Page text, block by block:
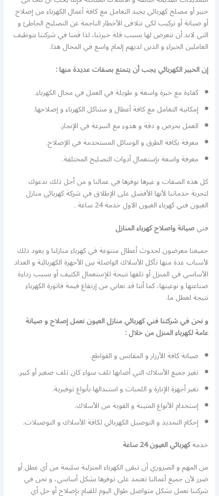
خبير أو مصلح كهربائي يجيد التعامل مع كافة أعمال الكهرباء من إصلاح
أو صيانة أو تركيب لكي نتلافى الأخطار الناجمة عن التصليح الخاطئ و
التي لابد أن نتعرض لها بسبب قلة خبرتنا، لذا قمنا في شركتنا بتوظيف
العاملين الخبراء و الذين لديهم إلمام واسع في المجال هذا.
إن الخبير الكهربائي يجب أن يتمتع بصفات عديدة منها :
كفاءة مع خبرة واسعة و طويلة في العمل في مجال الكهرباء.
إمكانية التعامل مع كافة أعطال و مشاكل الكهرباء و إصلاحها.
العمل بحرص و دقة و هدوء مع السرعة في الإنجاز.
معرفة بكافة الطرق و الوسائل المستخدمة في الإصلاح.
معرفة واسعة بإستعمال أدوات التصليح المختلفة.
كل هذه الصفات و غيرها نوفرها في عمالنا و من أجل ذلك ندعوك
لتجربة خدماتنا لأنها الأفضل على الإطلاق في شركة كهربائي منازل
العيون فني كهرباء العيون الاول خدمة 24 ساعة .
فنيصيانة واصلاح كهرباء المنازل
جميعنا معرضون لحدوث أعطال متنوعة في كهرباء منازلنا و يعود ذلك
لأسباب عدة منها تآكل الأسلاك الواصلة بين الأجهزة الكهربائية و العداد
الأساسي في المنزل أو تلفها نتيجة للإستعمال الكثيف أو بسبب رداءة
صناعتها و نوعيتها، كما أننا قد نعاني من إرتفاع قيمة فاتورة الكهرباء
نتيجة لعطل ما.
و نحن في شركتنا فني كهربائي منازل العيون نعمل إصلاح و صيانة
عامة لكهرباء المنزل من خلال :
صيانة كافة الأزرار و المقابس و القواطع.
تغير جميع الأسلاك التي أصابها تلف سواء كان تلف صغير أو كبير.
تغير أجهزة الإنارة و اللمبات و استبدالها بأنواع توفيرية.
إستخدام الأنواع المتينة و القوية من الأسلاك.
إحكام التمديد و التوصيل الكهربائي لكافة الأسلاك و التوصيلات.
خدمةكهربائي العيون 24 ساعة
من المهم و الضروري أن تبقى الكهرباء المنزلية سليمة من أي عطل أو
ضرر لأن جميع أعمالنا تعتمد على توفرها بشكل أساسي، و نحن في
شركتنا نعمل بشكل متواصل طوال اليوم للقيام بإصلاح أو حل أي